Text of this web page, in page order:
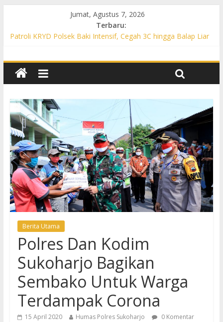
Jumat, Agustus 7, 2026
Terbaru:
Patroli KRYD Polsek Baki Intensif, Cegah 3C hingga Balap Liar
Permukiman, Warga Diajak Aktif Jaga Kamtibmas
Patroli Cegah Karhutla, Polsek Weru Sisir Lahan Kering dan
Patroli Blue Light KRYD Polsek Bendosari Sasar Objek Vital,
Polisi Ajak Warga Waspada dan Cegah Karhutla
Patroli Blue Light KRYD Polsek Kartasura Sasar Titik Rawan,
Cegah Kejahatan 3C
Berita Utama
Polres Dan Kodim
Sukoharjo Bagikan
Sembako Untuk Warga
Terdampak Corona
15 April 2020 Humas Polres Sukoharjo 0 Komentar